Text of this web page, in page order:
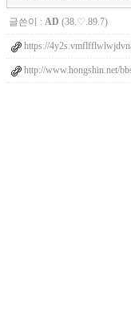
글쓴이 : AD (38.♡.89.7)
https://
http://www.hongshin.net/